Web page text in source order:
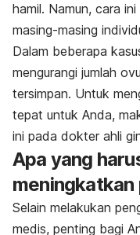
hamil. Namun, cara
masing-masing
Dalam beberapa
mengurangi jumlah
tersimpan. Untuk
tepat untuk Anda,
ini pada dokter ahli
Apa yang
meningkatkan
Selain melakukan
medis, penting bagi